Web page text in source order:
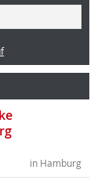
in Hamburg